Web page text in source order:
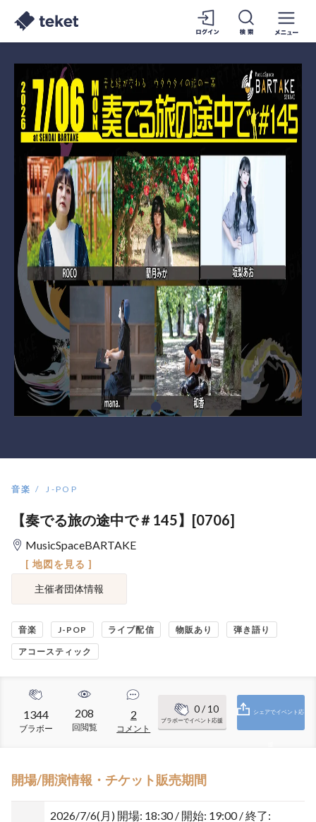
音楽 J-POP
【奏でる旅の途中で＃145】[0706]
MusicSpaceBARTAKE
[ 地図を見る ]
主催者団体情報
音楽 J-POP ライブ配信 物販あり 弾き語り
アコースティック
1344
ブラボー
208
回閲覧
2
コメント
0/ 10
ブラボーでイベント応援
シェアでイベント応
開場/開演情報・チケット販売期間
2026/7/6(月) 開場: 18:30 / 開始: 19:00 / 終了: